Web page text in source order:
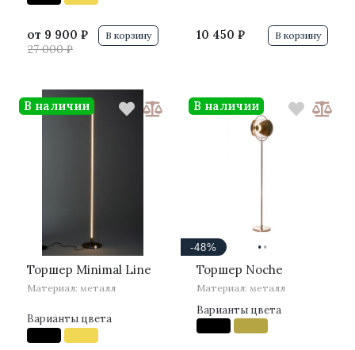
от 9 900 ₽
27 000 ₽
В корзину 10 450 ₽ В корзину
··
Торшер Minimal Line
Материал: металл
Варианты цвета
В наличии
··
-48%
Торшер Noche
Материал: металл
Варианты цвета
В наличии